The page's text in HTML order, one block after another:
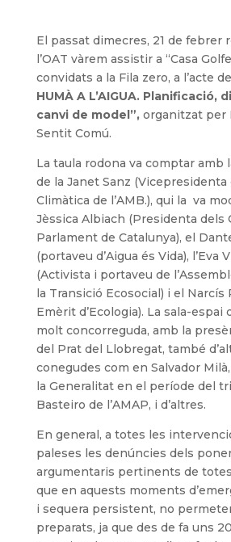
El passat dimecres, 21 de febrer
l’OAT vàrem assistir a “Casa
convidats a la Fila zero, a l’acte de
HUMÀ A L’AIGUA. Planificació,
canvi de model”, organitzat per
Sentit Comú.
La taula rodona va comptar amb
de la Janet Sanz (Vicepresidenta
Climàtica de l’AMB.), qui la va
Jèssica Albiach (Presidenta dels
Parlament de Catalunya), el
(portaveu d’Aigua és Vida), l’Eva
(Activista i portaveu de
la Transició Ecosocial) i el Narcís
Emèrit d’Ecologia). La sala-espai
molt concorreguda, amb la
del Prat del Llobregat, també
conegudes com en Salvador
la Generalitat en el període del
Basteiro de l’AMAP, i d’altres.
En general, a totes les
paleses les denúncies dels
argumentaris pertinents de
que en aquests moments
i sequera persistent, no
preparats, ja que des de fa uns